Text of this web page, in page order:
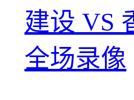
建设 VS
全场录像